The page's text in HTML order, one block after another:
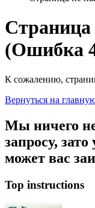
Страница
(Ошибка
К сожалению,
Вернуться на
Мы ничего
запросу,
может вас
Top instructions